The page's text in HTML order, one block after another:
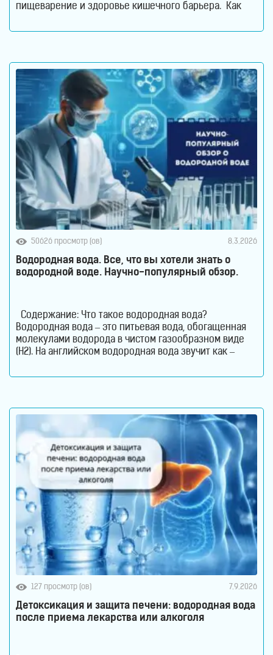
пищеварение и здоровье кишечного барьера. Как
Кишечник давно перестал считаться органом,
важнейших систем организма. Именно здесь
50626 просмотр (ов) 8.3.2026
Водородная вода. Все, что вы хотели знать о
водородной воде. Научно-популярный обзор.
Содержание: Что такое водородная вода?
Водородная вода – это питьевая вода, обогащенная
молекулами водорода в чистом газообразном виде
(H2). На английском водородная вода звучит как –
воде молекулы водорода не вступают в химическую
127 просмотр (ов) 7.9.2026
Детоксикация и защита печени: водородная вода
после приема лекарства или алкоголя